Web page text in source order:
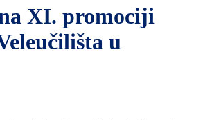
XI. promociji
u